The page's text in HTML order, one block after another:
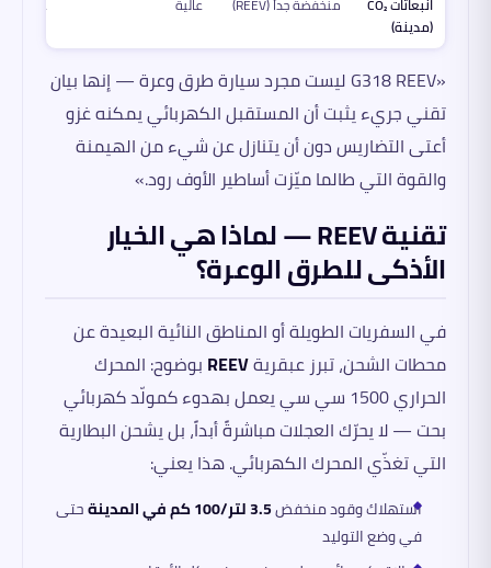
(مدينة)
«G318 REEV ليست مجرد سيارة طرق وعرة — إنها بيان
تقني جريء يثبت أن المستقبل الكهربائي يمكنه غزو
أعتى التضاريس دون أن يتنازل عن شيء من الهيمنة
والقوة التي طالما ميّزت أساطير الأوف رود.»
تقنية REEV — لماذا هي الخيار
الأذكى للطرق الوعرة؟
في السفريات الطويلة أو المناطق النائية البعيدة عن
محطات الشحن، تبرز عبقريةREEV بوضوح: المحرك
الحراري 1500 سي سي يعمل بهدوء كمولّد كهربائي
بحت — لا يحرّك العجلات مباشرةً أبداً، بل يشحن البطارية
التي تغذّي المحرك الكهربائي. هذا يعني:
استهلاك وقود منخفض3.5 لتر/100 كم في المدينة
حتى
في وضع التوليد